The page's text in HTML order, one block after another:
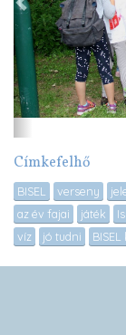
Címkefelhő
BISEL verseny
az év fajai
játék
víz
jó tudni